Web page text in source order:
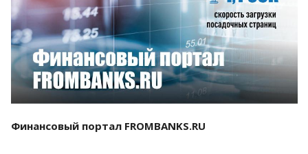
Смотреть проект
Финансовый портал FROMBANKS.RU